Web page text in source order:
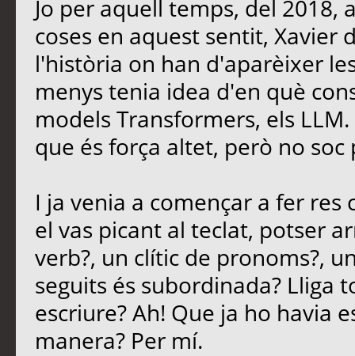
Jo per aquell temps, del 2018,
coses en aquest sentit, Xavier
l'història on han d'aparèixer
menys tenia idea d'en què
models Transformers, els
que és força altet, però no soc
I ja venia a començar a fer
el vas picant al teclat, potser
verb?, un clític de pronoms?,
seguits és subordinada? Lliga
escriure? Ah! Que ja ho havia
manera? Per mí.